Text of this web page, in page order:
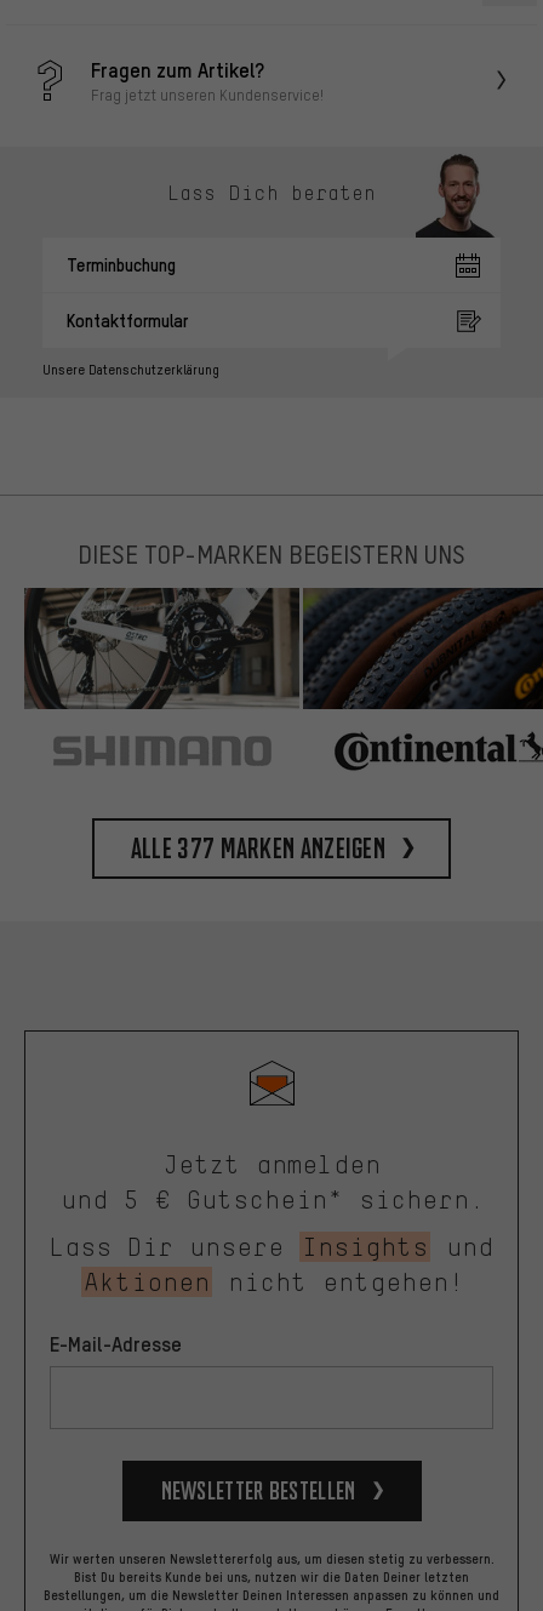
Fragen zum Artikel?
Frag jetzt unseren Kundenservice!
Lass Dich beraten
Terminbuchung
Kontaktformular
Unsere Datenschutzerklärung
DIESE TOP-MARKEN BEGEISTERN UNS
Alle 377 Marken anzeigen
Jetzt anmelden
und 5 € Gutschein* sichern.
Lass Dir unsere
Insights
und
Aktionen
nicht entgehen!
E-Mail-Adresse
Newsletter bestellen
Wir werten unseren Newslettererfolg aus, um diesen stetig zu verbessern.
Bist Du bereits Kunde bei uns, nutzen wir die Daten Deiner letzten
Bestellungen, um die Newsletter Deinen Interessen anpassen zu können und